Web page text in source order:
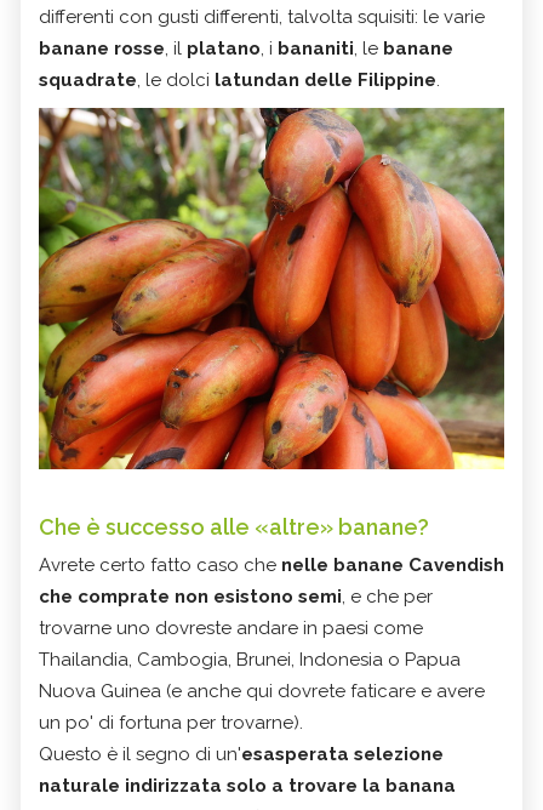
differenti con gusti differenti, talvolta squisiti: le varie
banane rosse, il platano, i bananiti, le banane
squadrate, le dolci latundan delle Filippine.
Che è successo alle «altre» banane?
Avrete certo fatto caso che nelle banane Cavendish
che comprate non esistono semi, e che per
trovarne uno dovreste andare in paesi come
Thailandia, Cambogia, Brunei, Indonesia o Papua
Nuova Guinea (e anche qui dovrete faticare e avere
un po' di fortuna per trovarne).
Questo è il segno di un'esasperata selezione
naturale indirizzata solo a trovare la banana